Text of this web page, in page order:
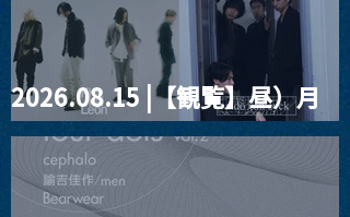
2026.08.15 |【観覧】昼）月
見ルpre.『POLYHEDRON』